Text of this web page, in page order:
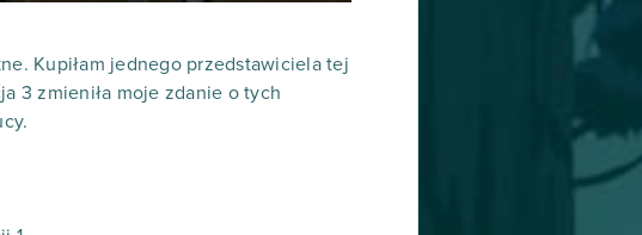
Kupiłam jednego przedstawiciela tej
3 zmieniła moje zdanie o tych